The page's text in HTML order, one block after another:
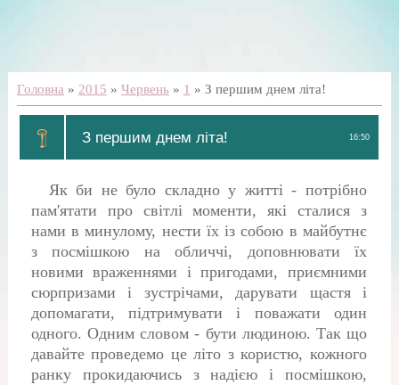
Головна » 2015 » Червень » 1 » З першим днем літа!
16:50
З першим днем літа!
Як би не було складно у житті - потрібно
пам'ятати про світлі моменти, які сталися з
нами в минулому, нести їх із собою в майбутнє
з посмішкою на обличчі, доповнювати їх
новими враженнями і пригодами, приємними
сюрпризами і зустрічами, дарувати щастя і
допомагати, підтримувати і поважати один
одного. Одним словом - бути людиною. Так що
давайте проведемо це літо з користю, кожного
ранку прокидаючись з надією і посмішкою,